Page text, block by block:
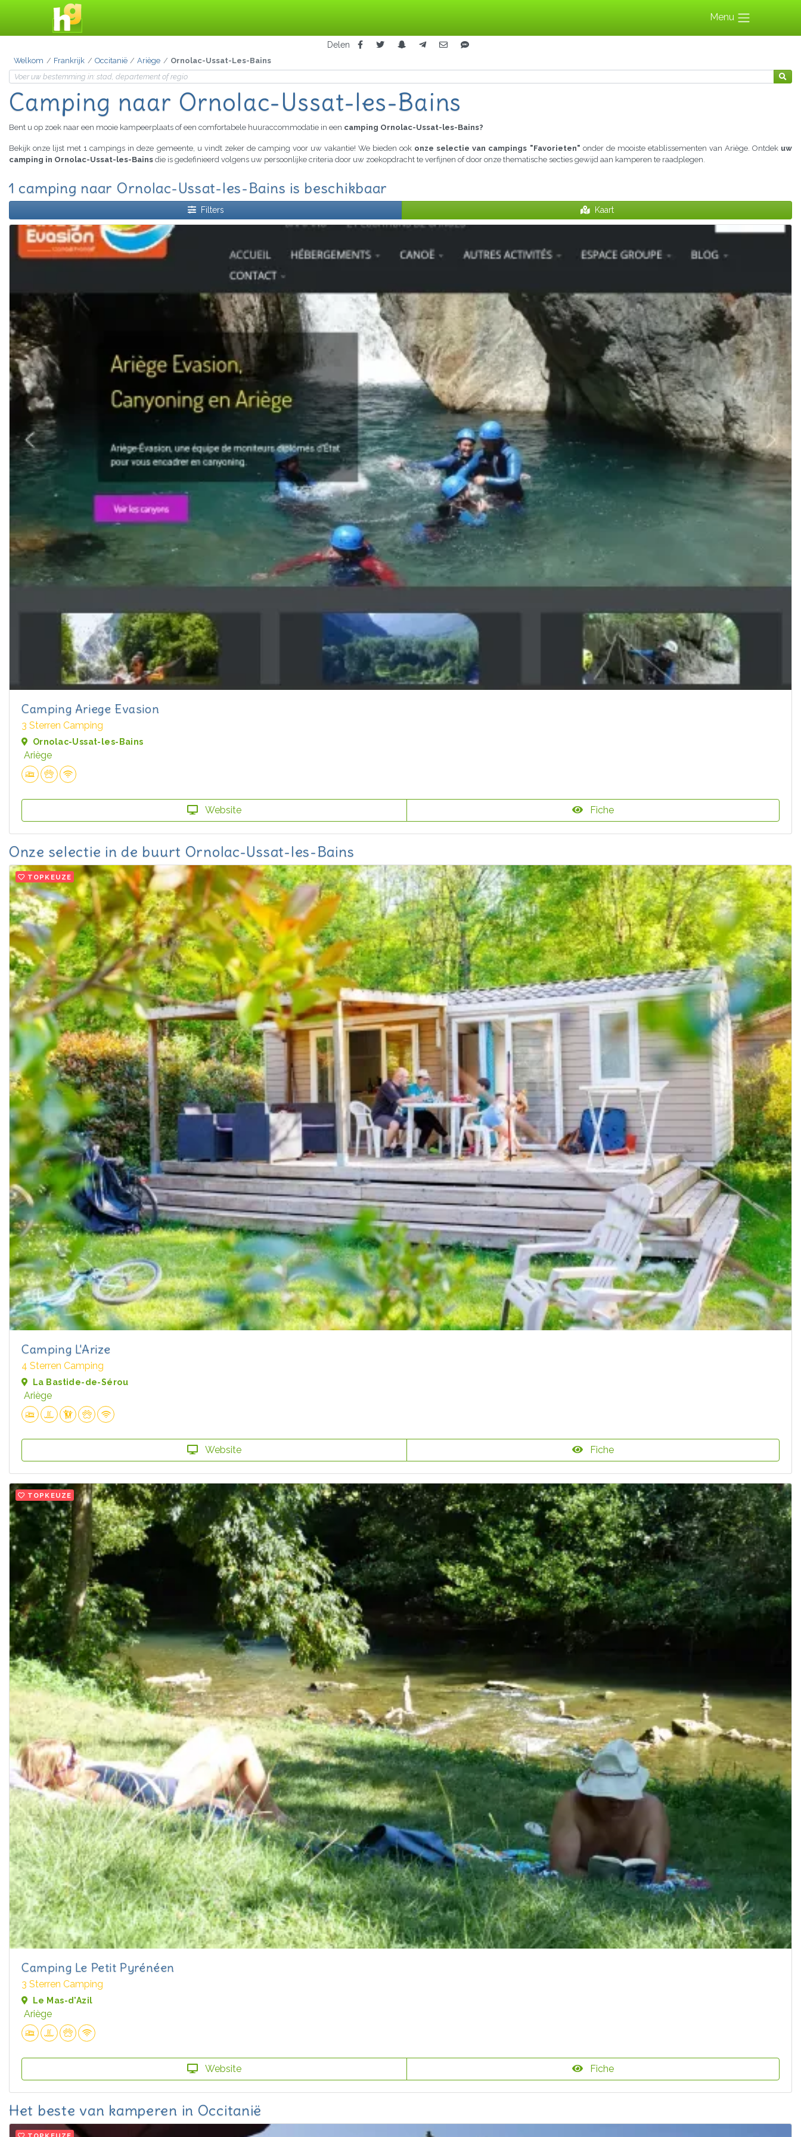
Menu
Delen
Welkom Frankrijk Occitanië Ariège Ornolac-Ussat-Les-Bains
Camping naar Ornolac-Ussat-les-Bains
Bent u op zoek naar een mooie kampeerplaats of een comfortabele huuraccommodatie in een camping Ornolac-Ussat-les-Bains?
Bekijk onze lijst met 1 campings in deze gemeente, u vindt zeker de camping voor uw vakantie! We bieden ook onze selectie van campings "Favorieten" onder de mooiste etablissementen van Ariège. Ontdek uw
camping in Ornolac-Ussat-les-Bains die is gedefinieerd volgens uw persoonlijke criteria door uw zoekopdracht te verfijnen of door onze thematische secties gewijd aan kamperen te raadplegen.
1 camping naar Ornolac-Ussat-les-Bains is beschikbaar
Filters Kaart
Camping Ariege Evasion
3 Sterren Camping
Ornolac-Ussat-les-Bains
Ariège
Website Fiche
Onze selectie in de buurt Ornolac-Ussat-les-Bains
TOPKEUZE
Camping L'Arize
4 Sterren Camping
La Bastide-de-Sérou
Ariège
Website Fiche
TOPKEUZE
Camping Le Petit Pyrénéen
3 Sterren Camping
Le Mas-d'Azil
Ariège
Website Fiche
Het beste van kamperen in Occitanië